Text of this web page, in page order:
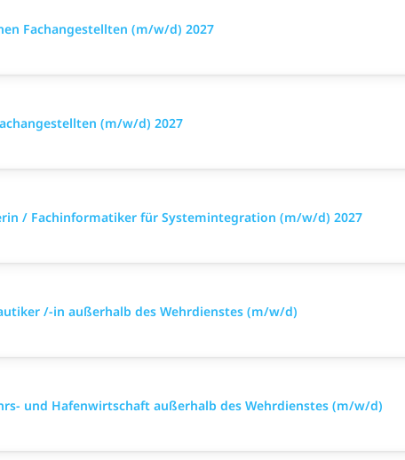
Fachangestellten (m/w/d) 2027
(m/w/d) 2027
/ Fachinformatiker für Systemintegration (m/w/d) 2027
/-in außerhalb des Wehrdienstes (m/w/d)
und Hafenwirtschaft außerhalb des Wehrdienstes (m/w/d)